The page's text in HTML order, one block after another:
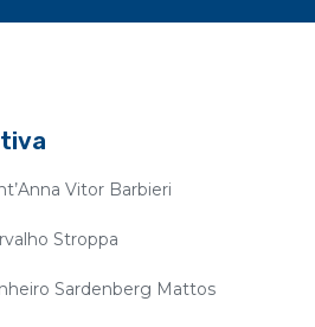
Vitor Barbieri
Stroppa
Sardenberg Mattos